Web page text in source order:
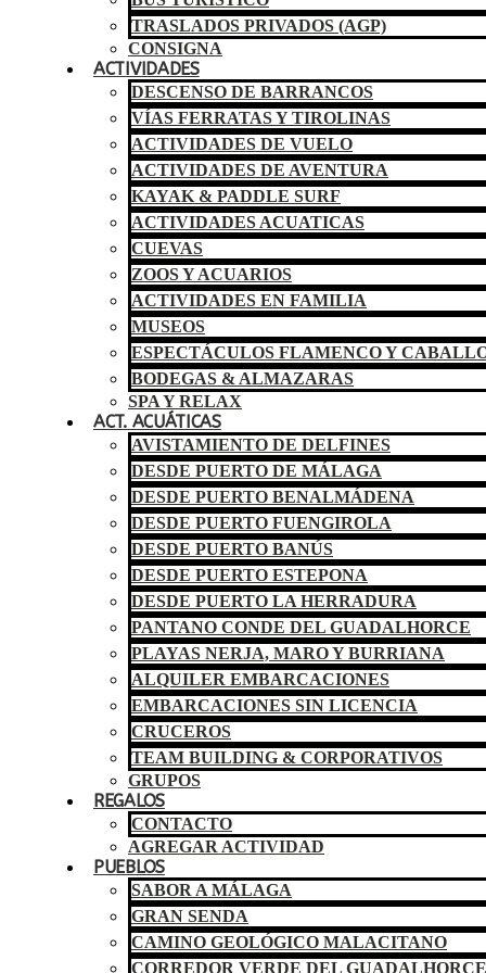
TRASLADOS PRIVADOS (AGP)
CONSIGNA
ACTIVIDADES
DESCENSO DE BARRANCOS
VÍAS FERRATAS Y TIROLINAS
ACTIVIDADES DE VUELO
ACTIVIDADES DE AVENTURA
KAYAK & PADDLE SURF
ACTIVIDADES ACUATICAS
CUEVAS
ZOOS Y ACUARIOS
ACTIVIDADES EN FAMILIA
MUSEOS
ESPECTÁCULOS FLAMENCO Y
BODEGAS & ALMAZARAS
SPA Y RELAX
ACT. ACUÁTICAS
AVISTAMIENTO DE DELFINES
DESDE PUERTO DE MÁLAGA
DESDE PUERTO BENALMÁDENA
DESDE PUERTO FUENGIROLA
DESDE PUERTO BANÚS
DESDE PUERTO ESTEPONA
DESDE PUERTO LA HERRADURA
PANTANO CONDE DEL GUADALHORCE
PLAYAS NERJA, MARO Y BURRIANA
ALQUILER EMBARCACIONES
EMBARCACIONES SIN LICENCIA
CRUCEROS
TEAM BUILDING & CORPORATIVOS
GRUPOS
REGALOS
CONTACTO
AGREGAR ACTIVIDAD
PUEBLOS
SABOR A MÁLAGA
GRAN SENDA
CAMINO GEOLÓGICO MALACITANO
CORREDOR VERDE DEL GUADALHORCE